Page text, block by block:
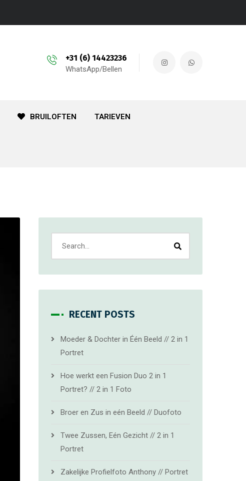
+31 (6) 14423236
WhatsApp/Bellen
BRUILOFTEN TARIEVEN
RECENT POSTS
Moeder & Dochter in Één Beeld // 2 in 1
Portret
Hoe werkt een Fusion Duo 2 in 1
Portret? // 2 in 1 Foto
Broer en Zus in eén Beeld // Duofoto
Twee Zussen, Eén Gezicht // 2 in 1
Portret
Zakelijke Profielfoto Anthony // Portret